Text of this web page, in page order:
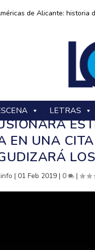
de Alicante: historia
LETRAS
EN UNA
|01 Feb 2019 |0 |